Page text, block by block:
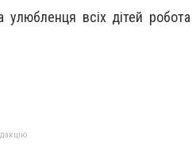
улюбленця всіх дітей робота